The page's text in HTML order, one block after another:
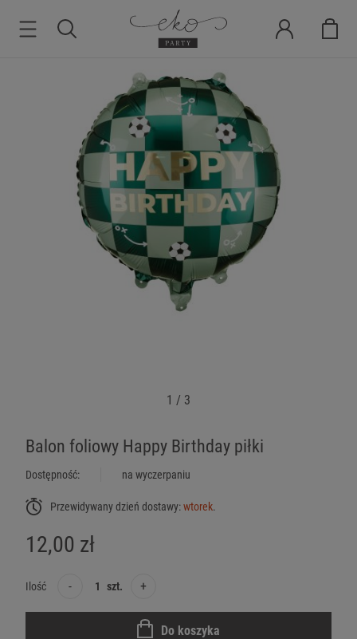
1 / 3
Balon foliowy Happy Birthday piłki
Dostępność: na wyczerpaniu
Przewidywany dzień dostawy:wtorek.
12,00 zł
Ilość - szt. +
Do koszyka